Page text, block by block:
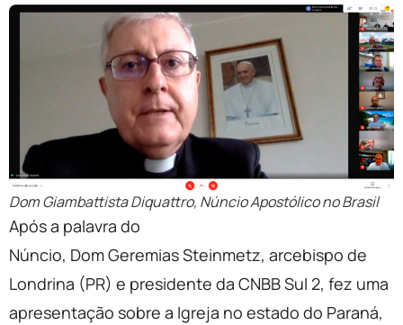
Dom Giambattista Diquattro, Núncio Apostólico no Brasil
Após a palavra do
Núncio, Dom Geremias Steinmetz, arcebispo de
Londrina (PR) e presidente da CNBB Sul 2, fez uma
apresentação sobre a Igreja no estado do Paraná,